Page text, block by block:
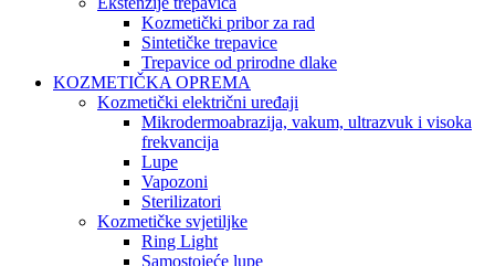
Kozmetički pribor za rad
Sintetičke trepavice
Trepavice od prirodne dlake
KOZMETIČKA OPREMA
Kozmetički električni uređaji
Mikrodermoabrazija, vakum, ultrazvuk i visoka
frekvancija
Lupe
Vapozoni
Sterilizatori
Kozmetičke svjetiljke
Ring Light
Samostojeće lupe